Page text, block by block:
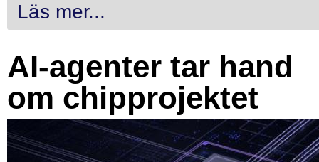
Läs mer...
AI-agenter tar hand
om chipprojektet